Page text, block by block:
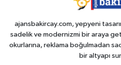
ajansbakircay.com, yepyeni
sadelik ve modernizmi bir araya
okurlarına, reklama boğulmadan
bir altyapı